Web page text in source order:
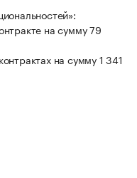
на сумму 79
на сумму 1 341